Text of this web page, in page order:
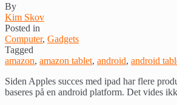
By
Kim Skov
Posted in
Computer, Gadgets
Tagged
amazon, amazon tablet, android, android
Siden Apples succes med ipad har flere
baseres på en android platform. Det vides